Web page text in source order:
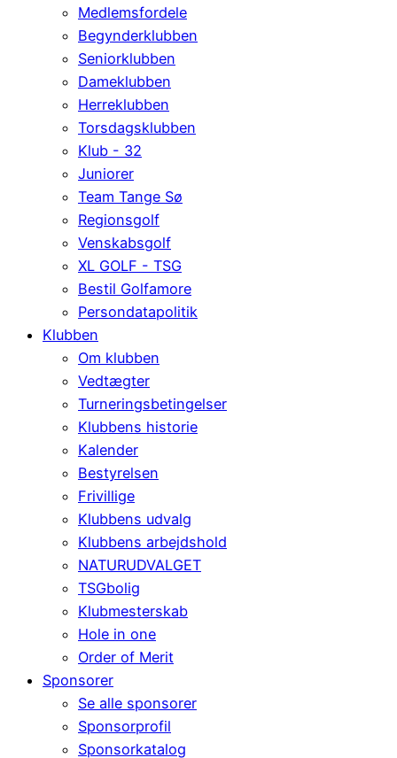
Medlemsfordele
Begynderklubben
Seniorklubben
Dameklubben
Herreklubben
Torsdagsklubben
Klub - 32
Juniorer
Team Tange Sø
Regionsgolf
Venskabsgolf
XL GOLF - TSG
Bestil Golfamore
Persondatapolitik
Klubben
Om klubben
Vedtægter
Turneringsbetingelser
Klubbens historie
Kalender
Bestyrelsen
Frivillige
Klubbens udvalg
Klubbens arbejdshold
NATURUDVALGET
TSGbolig
Klubmesterskab
Hole in one
Order of Merit
Sponsorer
Se alle sponsorer
Sponsorprofil
Sponsorkatalog